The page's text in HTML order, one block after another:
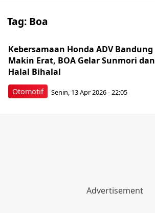
Tag: Boa
Otomotif
Kebersamaan Honda ADV Bandung
Makin Erat, BOA Gelar Sunmori dan
Halal Bihalal
Senin, 13 Apr 2026 - 22:05